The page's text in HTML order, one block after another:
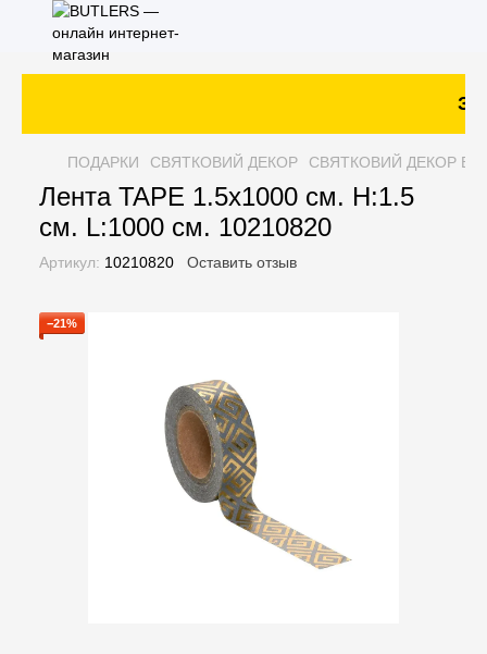
ПОДАРКИ СВЯТКОВИЙ ДЕКОР СВЯТКОВИЙ ДЕКОР
Лента TAPE 1.5х1000 см. H:1.5
см. L:1000 см. 10210820
Артикул: 10210820 Оставить отзыв
−21%